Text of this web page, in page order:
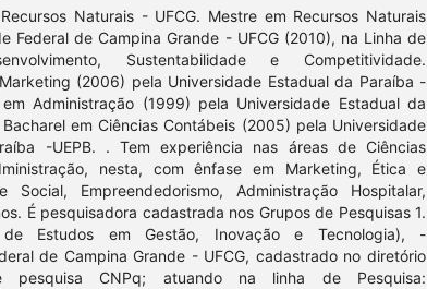
Naturais - UFCG. Mestre em Recursos Naturais
Federal de Campina Grande - UFCG (2010), na Linha de
Sustentabilidade e Competitividade.
(2006) pela Universidade Estadual da Paraíba -
em Administração (1999) pela Universidade Estadual da
em Ciências Contábeis (2005) pela Universidade
-UEPB. . Tem experiência nas áreas de Ciências
nesta, com ênfase em Marketing, Ética e
Social, Empreendedorismo, Administração Hospitalar,
É pesquisadora cadastrada nos Grupos de Pesquisas 1.
de Estudos em Gestão, Inovação e Tecnologia), -
de Campina Grande - UFCG, cadastrado no diretório
CNPq; atuando na linha de Pesquisa: